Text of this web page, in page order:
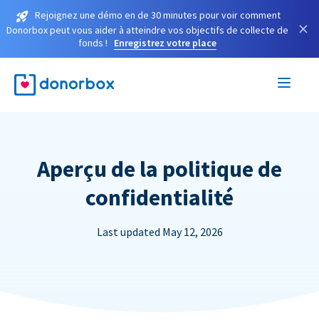
Rejoignez une démo en de 30 minutes pour voir comment
Donorbox peut vous aider à atteindre vos objectifs de collecte de
fonds !
Enregistrez votre place
×
Aperçu de la politique de
confidentialité
Last updated May 12, 2026